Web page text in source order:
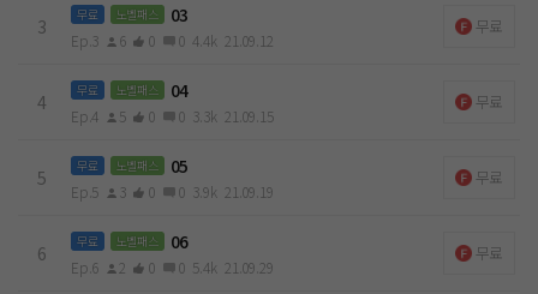
3
무료 노벨패스 03
Ep.3 6 0 0 4.4k 21.09.12
무료
4
무료 노벨패스 04
Ep.4 5 0 0 3.3k 21.09.15
무료
5
무료 노벨패스 05
Ep.5 3 0 0 3.9k 21.09.19
무료
6
무료 노벨패스 06
Ep.6 2 0 0 5.4k 21.09.29
무료